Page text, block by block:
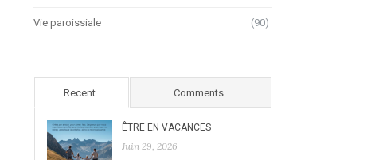
Vie paroissiale (90)
Recent Comments
ÊTRE EN VACANCES
Juin 29, 2026